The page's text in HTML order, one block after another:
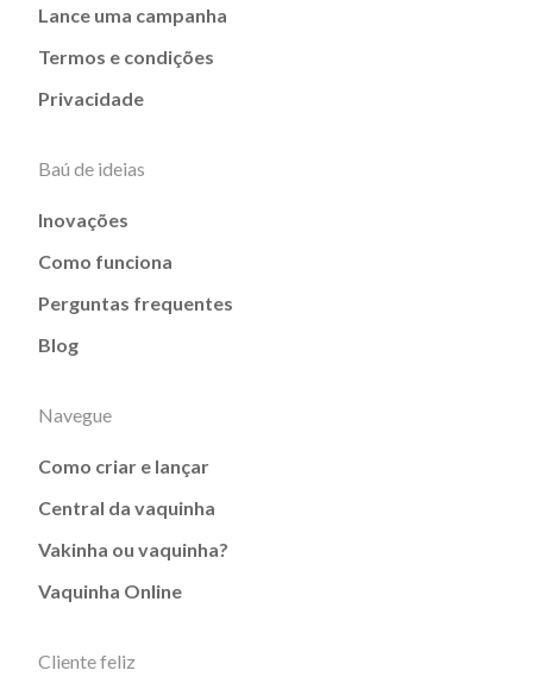
Lance uma campanha
Termos e condições
Privacidade
Baú de ideias
Inovações
Como funciona
Perguntas frequentes
Blog
Navegue
Como criar e lançar
Central da vaquinha
Vakinha ou vaquinha?
Vaquinha Online
Cliente feliz